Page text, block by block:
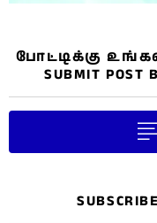
போட்டிக்கு
SUBMIT